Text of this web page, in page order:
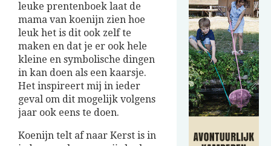
leuke prentenboek laat de
mama van koenijn zien hoe
leuk het is dit ook zelf te
maken en dat je er ook hele
kleine en symbolische dingen
in kan doen als een kaarsje.
Het inspireert mij in ieder
geval om dit mogelijk volgens
jaar ook eens te doen.
Koenijn telt af naar Kerst is in